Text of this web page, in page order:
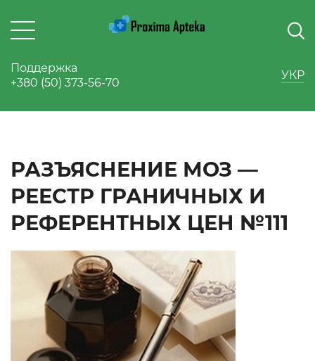
УКР
Поддержка
+380 (50) 373-56-70
РАЗЪЯСНЕНИЕ МОЗ —
РЕЕСТР ГРАНИЧНЫХ И
РЕФЕРЕНТНЫХ ЦЕН №111